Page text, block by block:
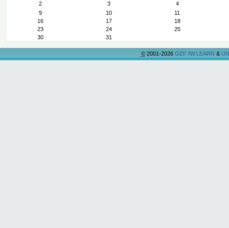
2 3
4
9
10
11
16
17
18
23
24
25
30
31
©2001-2026 GEF IW:LEARN &